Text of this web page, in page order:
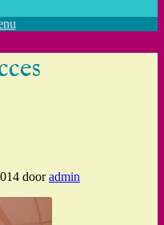
dooradmin